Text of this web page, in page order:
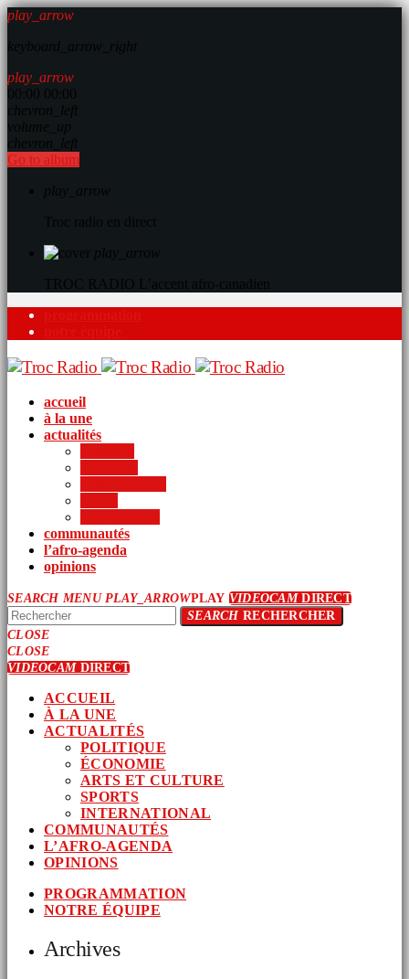
play_arrow
play_arrow
Go to album
accueil
à la une
actualités
communautés
l’afro-agenda
opinions
SEARCH MENU PLAY_ARROWPLAY VIDEOCAMDIRECT
SEARCHRECHERCHER
CLOSE
CLOSE
VIDEOCAMDIRECT
ACCUEIL
À LA UNE
ACTUALITÉS
POLITIQUE
ÉCONOMIE
ARTS ET CULTURE
SPORTS
INTERNATIONAL
COMMUNAUTÉS
L’AFRO-AGENDA
OPINIONS
PROGRAMMATION
NOTRE ÉQUIPE
Archives